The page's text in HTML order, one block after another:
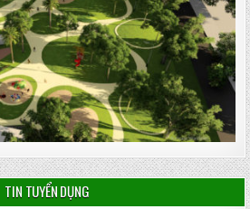
TIN TUYỂN DỤNG